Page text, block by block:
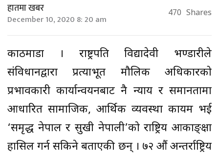
हातमा खबर
December 10, 2020 8: 20 am 470 Shares
काठमाडौँ । राष्ट्रपति विद्यादेवी भण्डारीले
संविधानद्वारा प्रत्याभूत मौलिक अधिकारको
प्रभावकारी कार्यान्वयनबाट नै न्याय र समानतामा
आधारित सामाजिक, आर्थिक व्यवस्था कायम भई
‘समृद्ध नेपाल र सुखी नेपाली’को राष्ट्रिय आकाङ्क्षा
हासिल गर्न सकिने बताएकी छन् । ७२ औं अन्तर्राष्ट्रिय